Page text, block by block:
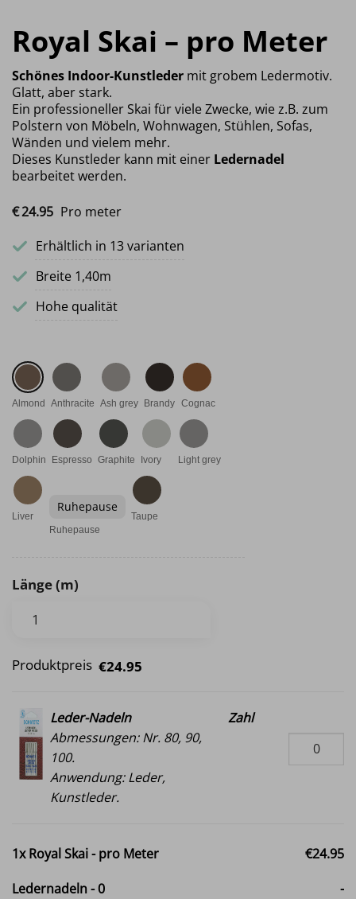
Royal Skai – pro Meter
Schönes Indoor-Kunstleder mit grobem Ledermotiv.
Glatt, aber stark.
Ein professioneller Skai für viele Zwecke, wie z.B. zum
Polstern von Möbeln, Wohnwagen, Stühlen, Sofas,
Wänden und vielem mehr.
Dieses Kunstleder kann mit einer Ledernadel
bearbeitet werden.
€24.95 Pro meter
Erhältlich in 13 varianten
Breite 1,40m
Hohe qualität
Almond Anthracite Ash grey Brandy Cognac
Dolphin Espresso Graphite Ivory Light grey
Liver
Ruhepause
Ruhepause
Taupe
Länge (m)
Produktpreis €24.95
Leder-Nadeln
Abmessungen: Nr. 80, 90,
100.
Anwendung: Leder,
Kunstleder.
Zahl
1xRoyal Skai - pro Meter €24.95
Ledernadeln-0 -